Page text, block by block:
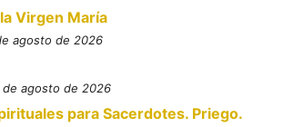
Virgen María
agosto de 2026
de agosto de 2026
para Sacerdotes. Priego.